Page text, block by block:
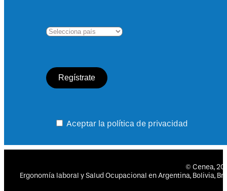
Aceptar la política de privacidad
© Cenea,
Ergonomía laboral y Salud Ocupacional en Argentina, Bolivia,